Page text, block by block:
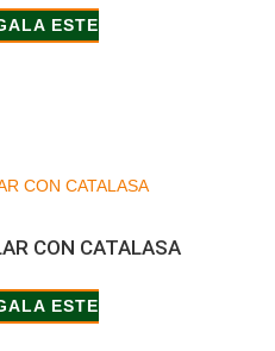
ESTE
CON CATALASA
ESTE